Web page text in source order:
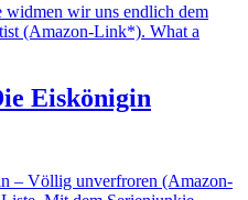
widmen wir uns endlich dem
(Amazon-Link*). What a
Eiskönigin
– Völlig unverfroren (Amazon-